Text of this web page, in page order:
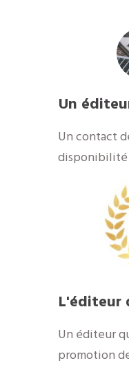
Un
​Un contact
​L'éditeur
​Un éditeur
promotion